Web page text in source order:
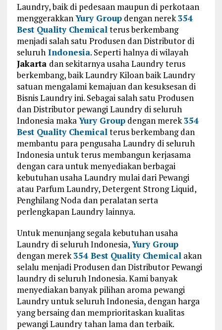
Laundry, baik di pedesaan maupun di perkotaan
menggerakkanYury Groupdengan nerek354
Best Quality Chemicalterus berkembang
menjadi salah satu Produsen dan Distributor di
seluruhIndonesia. Seperti halnya di wilayah
Jakarta dan sekitarnya usaha Laundry terus
berkembang, baik Laundry Kiloan baik Laundry
satuan mengalami kemajuan dan kesuksesan di
Bisnis Laundry ini. Sebagai salah satu Produsen
dan Distributor pewangi Laundry di seluruh
Indonesia makaYury Groupdengan merek354
Best Quality Chemicalterus berkembang dan
membantu para pengusaha Laundry di seluruh
Indonesia untuk terus membangun kerjasama
dengan cara untuk menyediakan berbagai
kebutuhan usaha Laundry mulai dari Pewangi
atau Parfum Laundry, Detergent Strong Liquid,
Penghilang Noda dan peralatan serta
perlengkapan Laundry lainnya.
Untuk menunjang segala kebutuhan usaha
Laundry di seluruh Indonesia,Yury Group
dengan merek354 Best Quality Chemicalakan
selalu menjadi Produsen dan Distributor Pewangi
laundry di seluruh Indonesia. Kami banyak
menyediakan banyak pilihan aroma pewangi
Laundry untuk seluruh Indonesia, dengan harga
yang bersaing dan memprioritaskan kualitas
pewangi Laundry tahan lama dan terbaik.